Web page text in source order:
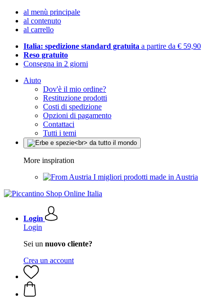
al menù principale
al contenuto
al carrello
Italia: spedizione standard gratuita a partire da € 59,90
Reso gratuito
Consegna in 2 giorni
Aiuto
Dov'è il mio ordine?
Restituzione prodotti
Costi di spedizione
Opzioni di pagamento
Contattaci
Tutti i temi
More inspiration
I migliori prodotti made in Austria
Login
Login
Sei un nuovo cliente?
Crea un account